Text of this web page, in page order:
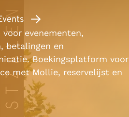
evenementen,
betalingen en
Boekingsplatform voor
met Mollie, reservelijst en